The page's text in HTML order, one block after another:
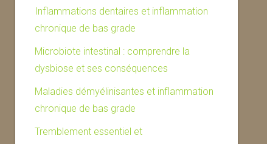
Inflammations dentaires et inflammation
chronique de bas grade
Microbiote intestinal : comprendre la
dysbiose et ses conséquences
Maladies démyélinisantes et inflammation
chronique de bas grade
Tremblement essentiel et